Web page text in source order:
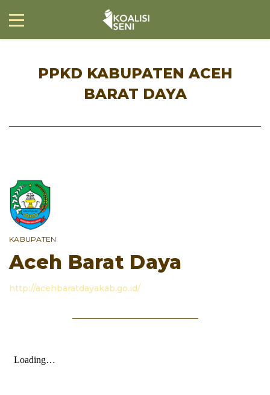
PPKD KABUPATEN ACEH
BARAT DAYA
KABUPATEN
Aceh Barat Daya
http://acehbaratdayakab.go.id/